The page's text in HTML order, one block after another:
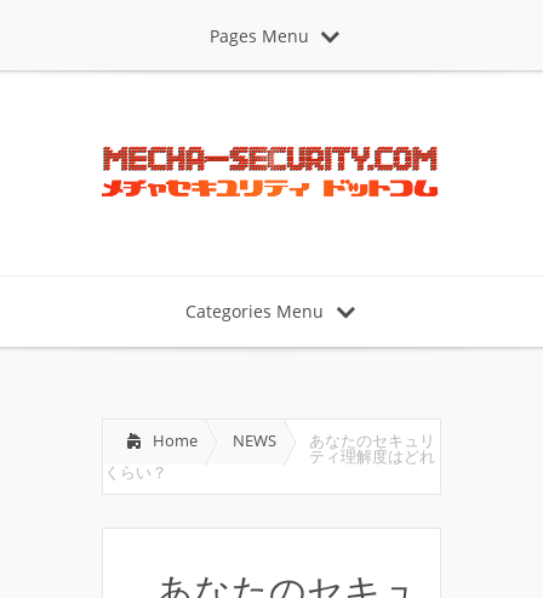
Pages Menu
Categories Menu
Home NEWS あなたのセキュリ
ティ理解度はどれ
くらい？